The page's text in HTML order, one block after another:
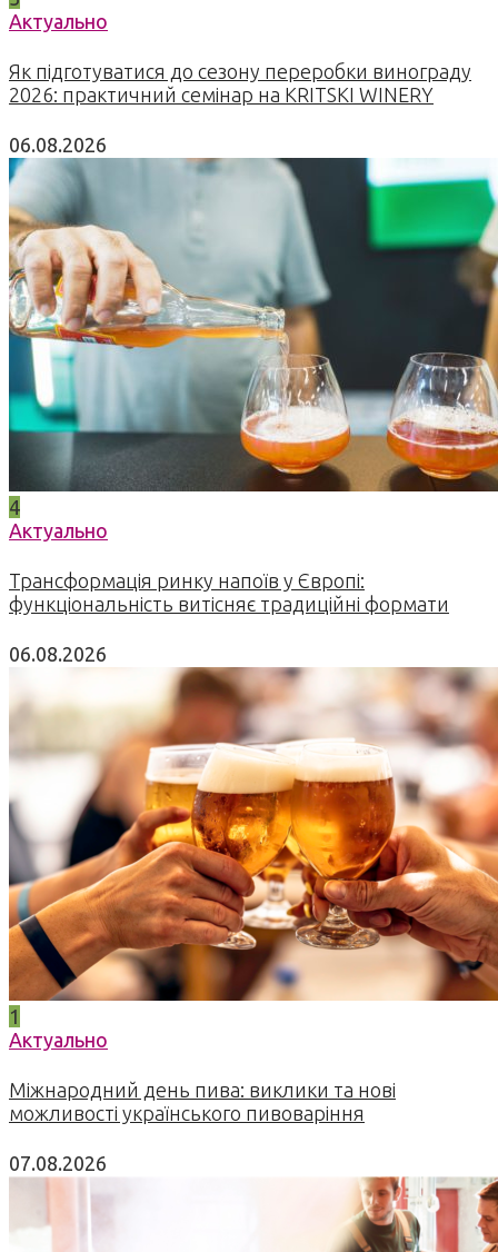
Актуально
Як підготуватися до сезону переробки винограду
2026: практичний семінар на KRITSKI WINERY
06.08.2026
4
Актуально
Трансформація ринку напоїв у Європі:
функціональність витісняє традиційні формати
06.08.2026
1
Актуально
Міжнародний день пива: виклики та нові
можливості українського пивоваріння
07.08.2026